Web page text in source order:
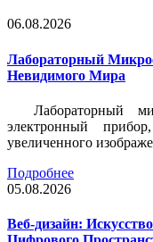
06.08.2026
Лабораторный
Невидимого Мира
Лабораторный
электронный
увеличенного
Подробнее
05.08.2026
Веб-дизайн: